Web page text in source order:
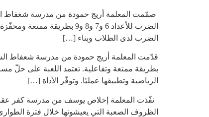
صمّمت المعلمة أريج حمودة من مدرسة شغفاط
الضرب للأعداد 6 و7 و8
الضرب لدى الطلاب وبناء […]
قدّمت المعلمة أريج حمودة من مدرسة شعفاط
بطريقة ممتعة وتفاعلية. تعتمد اللعبة على حلّ
الرياضية وتطبيقها عمليًا. وتوفّر الأداة […]
نفّذت المعلمة إخلاص يوسف من مدرسة كفر